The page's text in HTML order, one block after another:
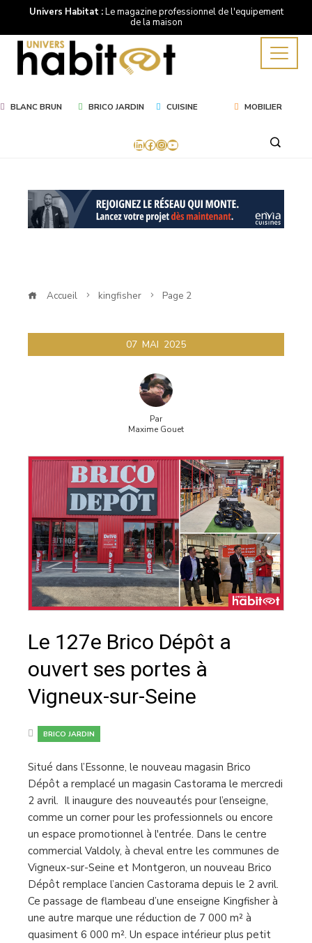
Univers Habitat :Le magazine professionnel de l'equipement
de la maison
BLANC BRUN BRICO JARDIN CUISINE MOBILIER
LinkedIn
Facebook
Instagram
YouTube
Mot
Clé
Accueil kingfisher Page 2
07 MAI 2025
Par
Maxime Gouet
Le 127e Brico Dépôt a
ouvert ses portes à
Vigneux-sur-Seine
BRICO JARDIN
Situé dans l’Essonne, le nouveau magasin Brico
Dépôt a remplacé un magasin Castorama le mercredi
2 avril. Il inaugure des nouveautés pour l’enseigne,
comme un corner pour les professionnels ou encore
un espace promotionnel à l'entrée. Dans le centre
commercial Valdoly, à cheval entre les communes de
Vigneux-sur-Seine et Montgeron, un nouveau Brico
Dépôt remplace l’ancien Castorama depuis le 2 avril.
Ce passage de flambeau d’une enseigne Kingfisher à
une autre marque une réduction de 7 000 m² à
quasiment 6 000 m². Un espace intérieur plus petit